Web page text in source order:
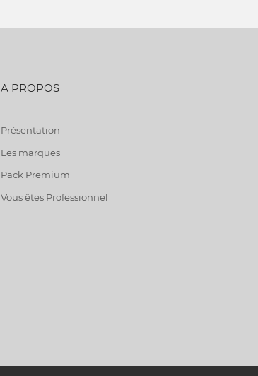
A PROPOS
Présentation
Les marques
Pack Premium
Vous êtes Professionnel